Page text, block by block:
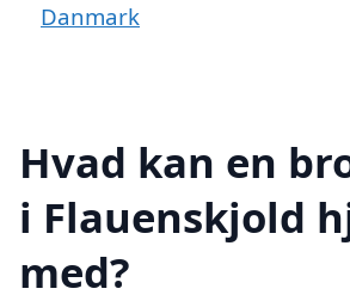
Danmark
Hvad kan en
i Flauenskjold
med?